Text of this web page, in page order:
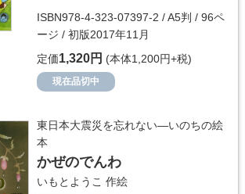
ISBN978-4-323-07397-2 / A5判 / 96ペ
ージ / 初版2017年11月
定価1,320円 (本体1,200円+税)
現在品切中
東日本大震災を忘れない―いのちの絵
本
かぜのでんわ
いもとようこ 作絵